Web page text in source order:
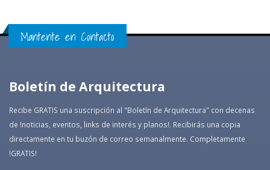
Mantente en Contacto
Boletín de Arquitectura
Recibe GRATIS una suscripción al "Boletín de Arquitectura" con decenas
de !noticias, eventos, links de interés y planos!. Recibirás una copia
directamente en tu buzón de correo semanalmente. Completamente
!GRATIS!